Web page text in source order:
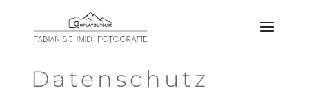
Datenschutz